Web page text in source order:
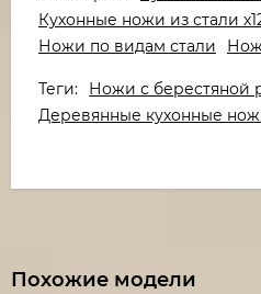
Кухонные ножи из стали
Ножи по видам стали
Теги:
Ножи с берестяной
Деревянные кухонные
Похожие модели